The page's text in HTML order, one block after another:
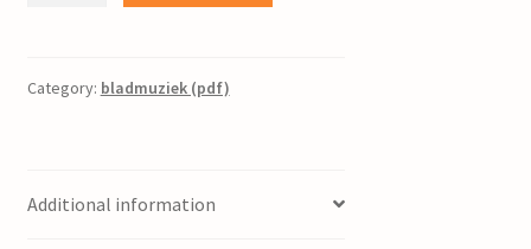
/
Category: bladmuziek (pdf)
Additional information